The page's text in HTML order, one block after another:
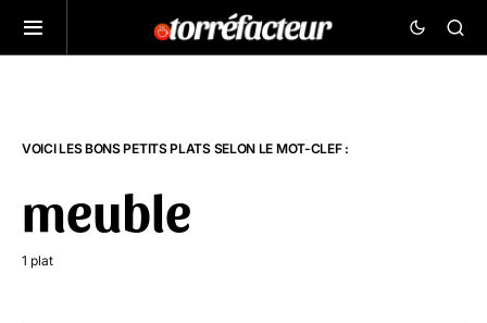
VOICI LES BONS PETITS PLATS SELON LE MOT-CLEF :
meuble
1 plat